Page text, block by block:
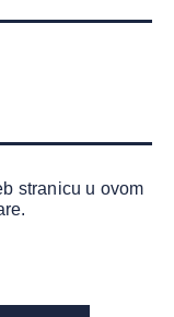
stranicu u ovom